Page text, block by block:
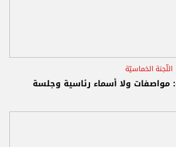
اللّجنة الخماسيّة
مواصفات ولا أسماء رئاسية وجلسة